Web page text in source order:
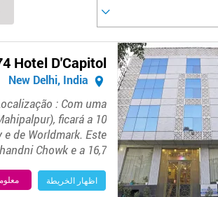
Hotel D'Capitol
: Com uma
ficará a 10
de Worldmark. Este
Chowk e a 16,7…
اظهار الخريطة